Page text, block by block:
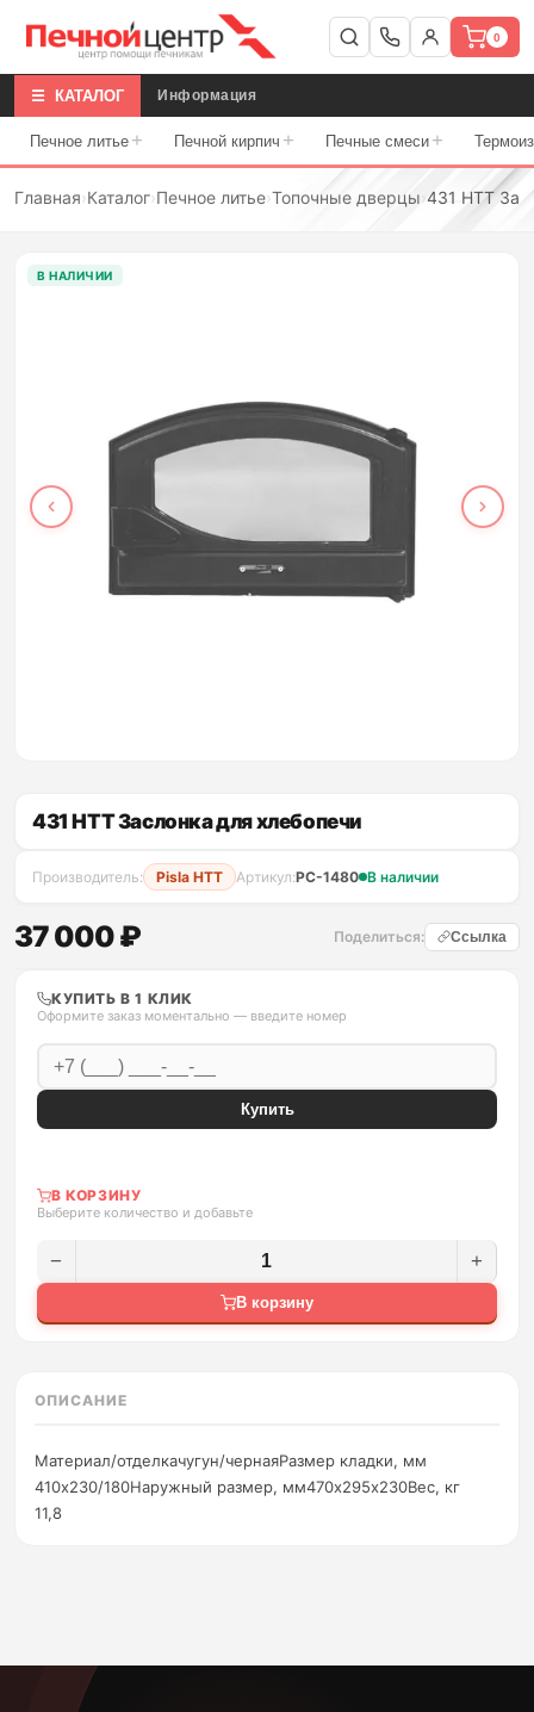
0
☰ КАТАЛОГ Информация
Печное литье + Печной кирпич + Печные смеси +
Главная›Каталог›Печное литье›Топочные дверцы ›431 HTT
В НАЛИЧИИ
431 HTT Заслонка для хлебопечи
Производитель: Pisla HTT Артикул:PC-1480 В наличии
37 000 ₽ Поделиться: Ссылка
КУПИТЬ В 1 КЛИК
Оформите заказ моментально — введите номер
Купить
В КОРЗИНУ
Выберите количество и добавьте
− +
В корзину
ОПИСАНИЕ
Материал/отделкачугун/чернаяРазмер кладки, мм
410х230/180Наружный размер, мм470х295х230Вес, кг
11,8